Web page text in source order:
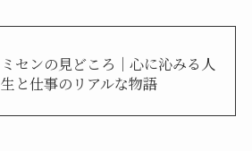
ミセンの見どころ｜心に沁みる人
生と仕事のリアルな物語